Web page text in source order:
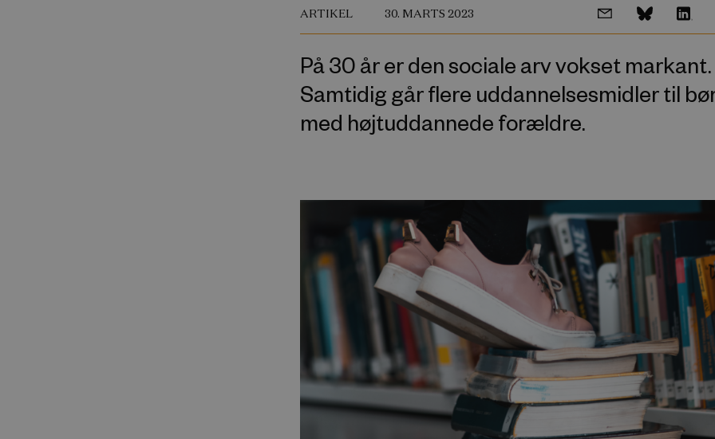
ARTIKEL 30. MARTS 2023
På 30 år er den sociale arv vokset markant.
Samtidig går flere uddannelsesmidler til
med højtuddannede forældre.